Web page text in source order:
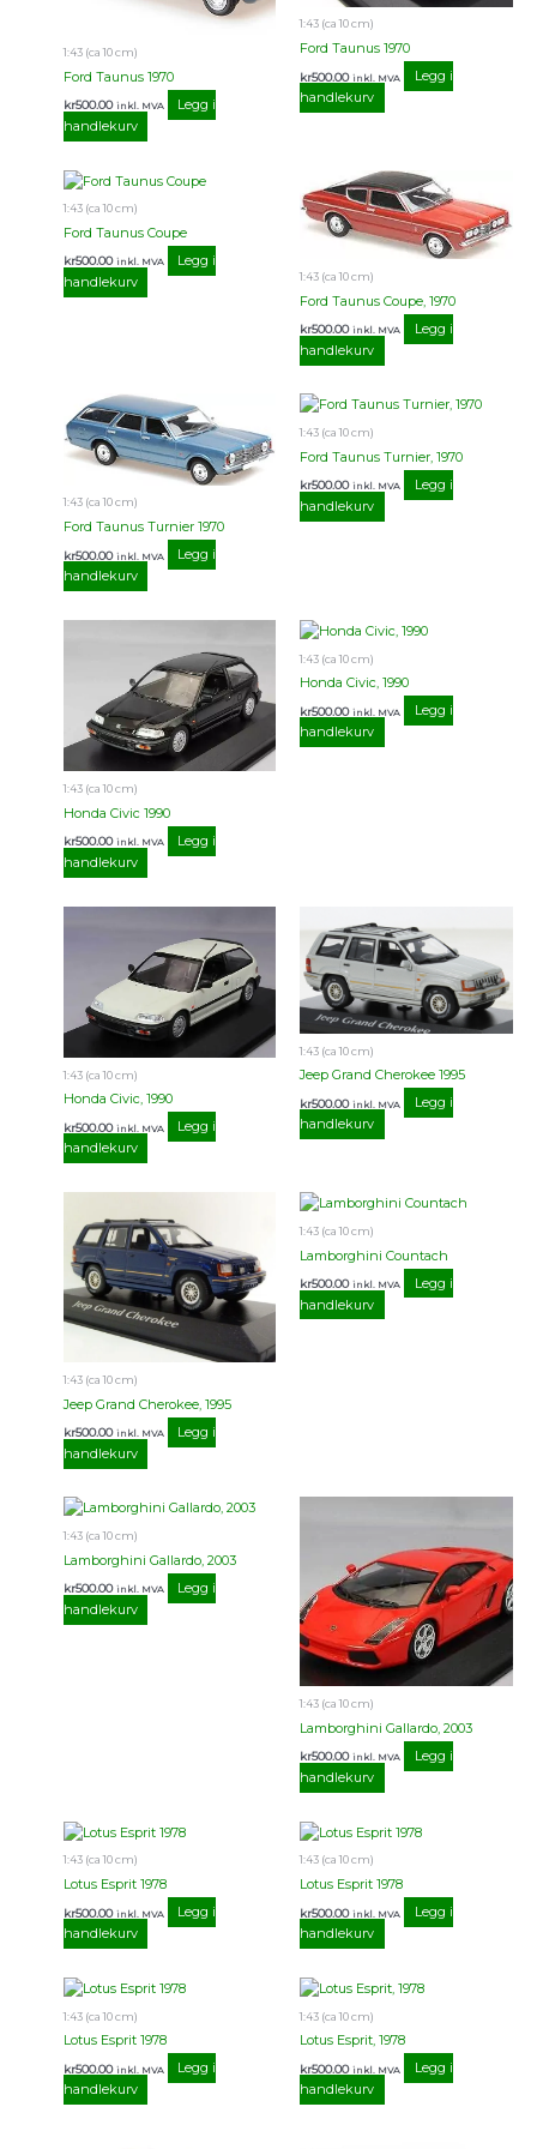
1:43 (ca 10 cm)
Ford Taunus 1970
kr500.00 inkl. MVA
Legg i
handlekurv
1:43 (ca 10 cm)
Ford Taunus 1970
kr500.00 inkl. MVA
Legg i
handlekurv
1:43 (ca 10 cm)
Ford Taunus Coupe
kr500.00 inkl. MVA
Legg i
handlekurv
1:43 (ca 10 cm)
Ford Taunus Coupe, 1970
kr500.00 inkl. MVA
Legg i
handlekurv
1:43 (ca 10 cm)
Ford Taunus Turnier 1970
kr500.00 inkl. MVA
Legg i
handlekurv
1:43 (ca 10 cm)
Ford Taunus Turnier, 1970
kr500.00 inkl. MVA
Legg i
handlekurv
1:43 (ca 10 cm)
Honda Civic 1990
kr500.00 inkl. MVA
Legg i
handlekurv
1:43 (ca 10 cm)
Honda Civic, 1990
kr500.00 inkl. MVA
Legg i
handlekurv
1:43 (ca 10 cm)
Honda Civic, 1990
kr500.00 inkl. MVA
Legg i
handlekurv
1:43 (ca 10 cm)
Jeep Grand Cherokee 1995
kr500.00 inkl. MVA
Legg i
handlekurv
1:43 (ca 10 cm)
Jeep Grand Cherokee, 1995
kr500.00 inkl. MVA
Legg i
handlekurv
1:43 (ca 10 cm)
Lamborghini Countach
kr500.00 inkl. MVA
Legg i
handlekurv
1:43 (ca 10 cm)
Lamborghini Gallardo, 2003
kr500.00 inkl. MVA
Legg i
handlekurv
1:43 (ca 10 cm)
Lamborghini Gallardo, 2003
kr500.00 inkl. MVA
Legg i
handlekurv
1:43 (ca 10 cm)
Lotus Esprit 1978
kr500.00 inkl. MVA
Legg i
handlekurv
1:43 (ca 10 cm)
Lotus Esprit 1978
kr500.00 inkl. MVA
Legg i
handlekurv
1:43 (ca 10 cm)
Lotus Esprit 1978
kr500.00 inkl. MVA
Legg i
handlekurv
1:43 (ca 10 cm)
Lotus Esprit, 1978
kr500.00 inkl. MVA
Legg i
handlekurv